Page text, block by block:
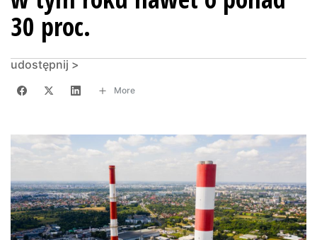
30 proc.
udostępnij >
More